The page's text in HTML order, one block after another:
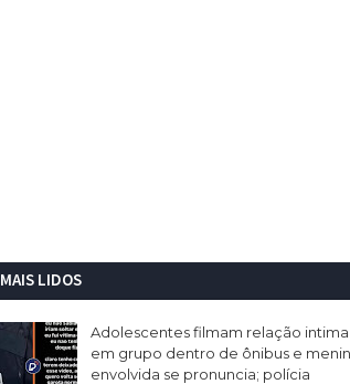
MAIS LIDOS
Adolescentes filmam relação intima
em grupo dentro de ônibus e
envolvida se pronuncia; polícia